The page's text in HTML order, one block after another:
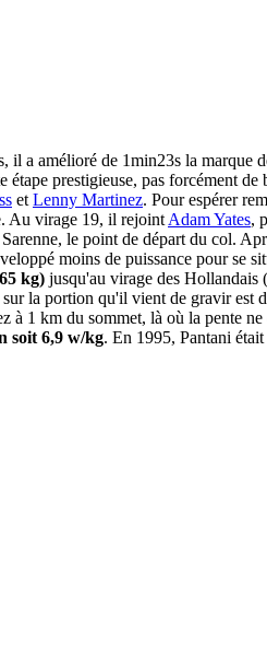
il a amélioré de 1min23s la marque
prestigieuse, pas forcément de
etLenny Martinez. Pour espérer
Au virage 19, il rejointAdam Yates,
le point de départ du col.
moins de puissance pour se
kg) jusqu'au virage des Hollandais
la portion qu'il vient de gravir est
à 1 km du sommet, là où la pente ne
soit 6,9 w/kg. En 1995, Pantani